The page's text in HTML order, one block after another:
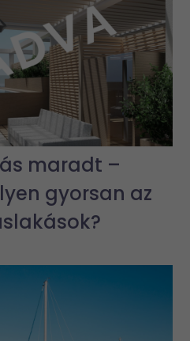
maradt –
gyorsan az